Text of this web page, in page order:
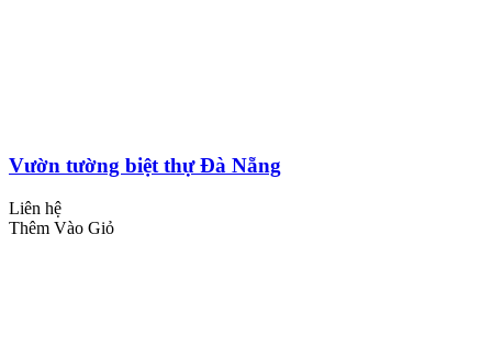
Vườn tường biệt thự Đà Nẵng
Liên hệ
Thêm Vào Giỏ